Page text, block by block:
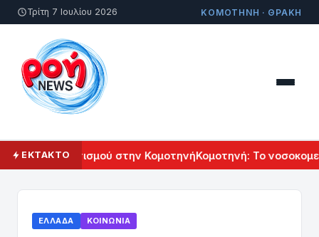
Τρίτη 7 Ιουλίου 2026 ΚΟΜΟΤΗΝΗ · ΘΡΑΚΗ
ΕΚΤΑΚΤΟ
Πολιτισμού στην ΚομοτηνήΚομοτηνή: Το νοσοκομείο
ΕΛΛΆΔΑ ΚΟΙΝΩΝΊΑ